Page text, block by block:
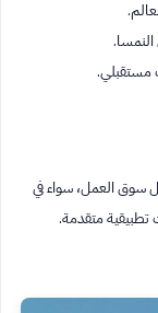
مستقبلي.
سوق العمل، سواء في
تطبيقية متقدمة.